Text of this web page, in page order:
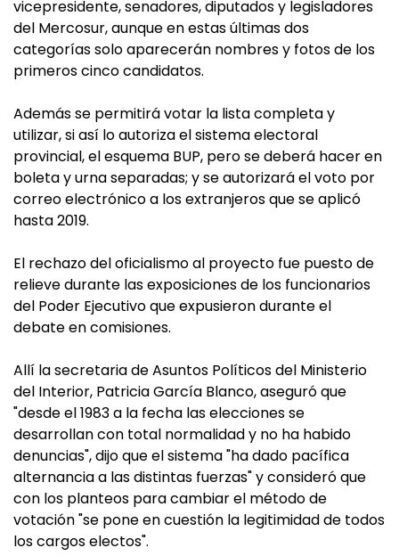
vicepresidente, senadores, diputados y legisladores
del Mercosur, aunque en estas últimas dos
categorías solo aparecerán nombres y fotos de los
primeros cinco candidatos.
Además se permitirá votar la lista completa y
utilizar, si así lo autoriza el sistema electoral
provincial, el esquema BUP, pero se deberá hacer en
boleta y urna separadas; y se autorizará el voto por
correo electrónico a los extranjeros que se aplicó
hasta 2019.
El rechazo del oficialismo al proyecto fue puesto de
relieve durante las exposiciones de los funcionarios
del Poder Ejecutivo que expusieron durante el
debate en comisiones.
Allí la secretaria de Asuntos Políticos del Ministerio
del Interior, Patricia García Blanco, aseguró que
"desde el 1983 a la fecha las elecciones se
desarrollan con total normalidad y no ha habido
denuncias", dijo que el sistema "ha dado pacífica
alternancia a las distintas fuerzas" y consideró que
con los planteos para cambiar el método de
votación "se pone en cuestión la legitimidad de todos
los cargos electos".